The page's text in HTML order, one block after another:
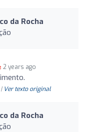
da Rocha
2 years ago
Ver texto original
da Rocha